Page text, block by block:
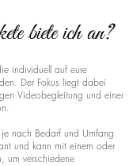
biete ich an?
individuell auf eure
Der Fokus liegt dabei
Videobegleitung und einer
nach Bedarf und Umfang
und kann mit einem oder
um verschiedene